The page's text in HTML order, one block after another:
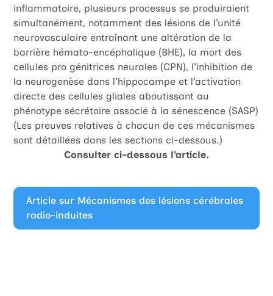
inflammatoire, plusieurs processus se produiraient
simultanément, notamment des lésions de l’unité
neurovasculaire entraînant une altération de la
barrière hémato-encéphalique (BHE), la mort des
cellules pro génitrices neurales (CPN), l’inhibition de
la neurogenèse dans l’hippocampe et l’activation
directe des cellules gliales aboutissant au
phénotype sécrétoire associé à la sénescence (SASP)
(Les preuves relatives à chacun de ces mécanismes
sont détaillées dans les sections ci-dessous.)
Consulter ci-dessous l’article.
Article sur Mécanismes des lésions cérébrales
radio-induites